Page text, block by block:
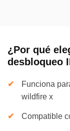
¿Por qué
desbloqueo
Funciona
wildfire x
Compatible